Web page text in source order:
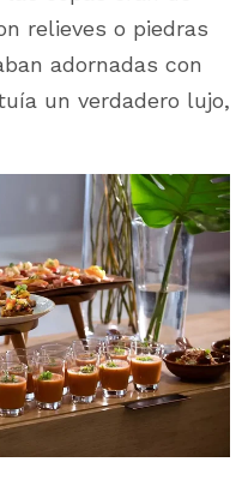
relieves o piedras
adornadas con
un verdadero lujo,